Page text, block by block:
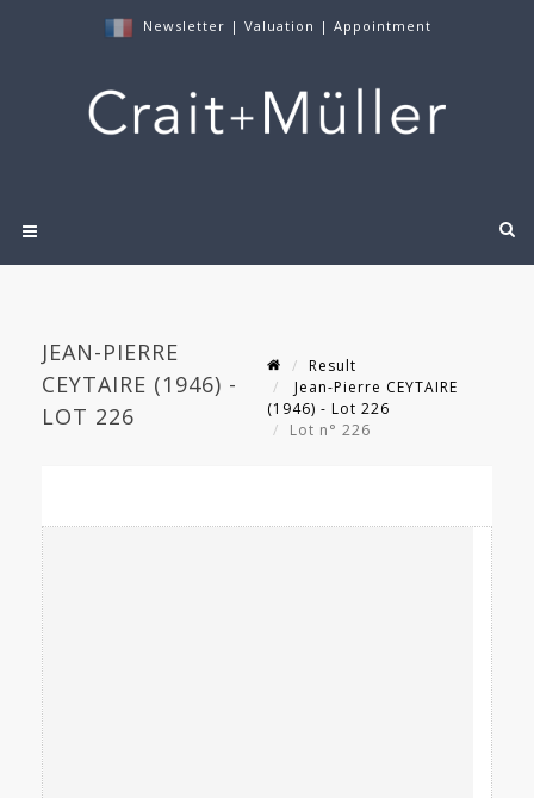
Newsletter | Valuation | Appointment
JEAN-PIERRE
CEYTAIRE (1946) -
LOT 226
Result
Jean-Pierre CEYTAIRE
(1946) - Lot 226
Lot n° 226